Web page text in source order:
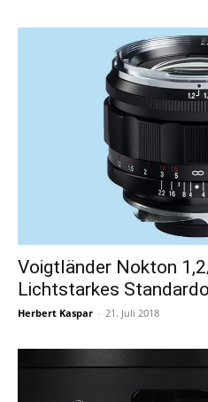
Voigtländer Nokton
Lichtstarkes
Herbert Kaspar - 21. Juli 2018